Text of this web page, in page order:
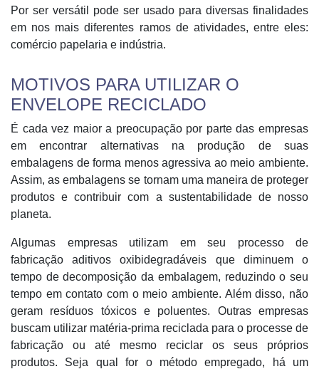
Por ser versátil pode ser usado para diversas finalidades
em nos mais diferentes ramos de atividades, entre eles:
comércio papelaria e indústria.
MOTIVOS PARA UTILIZAR O
ENVELOPE RECICLADO
É cada vez maior a preocupação por parte das empresas
em encontrar alternativas na produção de suas
embalagens de forma menos agressiva ao meio ambiente.
Assim, as embalagens se tornam uma maneira de proteger
produtos e contribuir com a sustentabilidade de nosso
planeta.
Algumas empresas utilizam em seu processo de
fabricação aditivos oxibidegradáveis que diminuem o
tempo de decomposição da embalagem, reduzindo o seu
tempo em contato com o meio ambiente. Além disso, não
geram resíduos tóxicos e poluentes. Outras empresas
buscam utilizar matéria-prima reciclada para o processe de
fabricação ou até mesmo reciclar os seus próprios
produtos. Seja qual for o método empregado, há um